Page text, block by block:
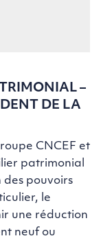
–
DE LA
CNCEF et
patrimonial
des pouvoirs
le
une réduction
neuf ou